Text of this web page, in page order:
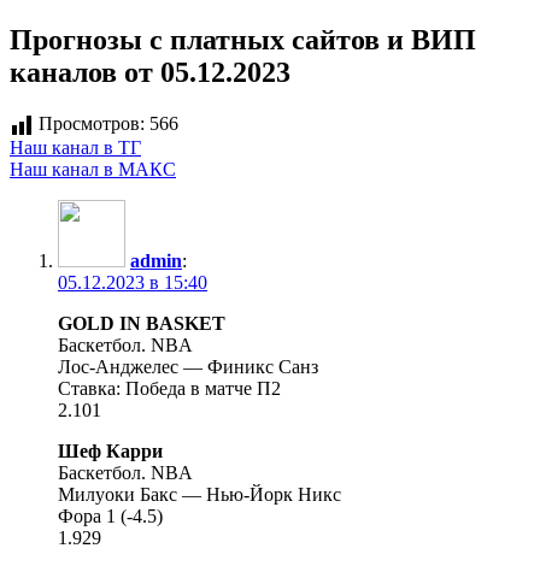
Прогнозы с платных сайтов и ВИП
каналов от 05.12.2023
Просмотров: 566
Наш канал в ТГ
Наш канал в МАКС
admin:
05.12.2023 в 15:40
GOLD IN BASKET
Баскетбол. NBA
Лос-Анджелес — Финикс Санз
Ставка: Победа в матче П2
2.101
Шеф Карри
Баскетбол. NBA
Милуоки Бакс — Нью-Йорк Никс
Фора 1 (-4.5)
1.929